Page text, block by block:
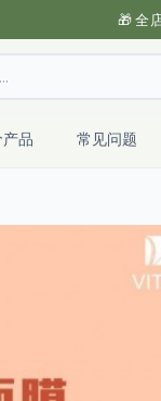
🎁 全
品 常见问题